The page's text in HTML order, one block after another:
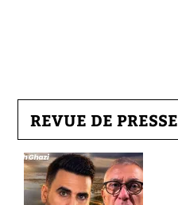
REVUE DE PRESSE